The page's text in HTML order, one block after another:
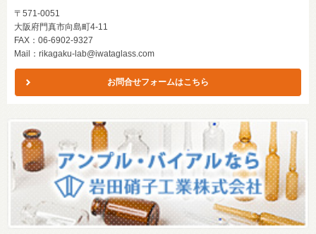
〒571-0051
大阪府門真市向島町4-11
FAX：06-6902-9327
Mail： rikagaku-lab@iwataglass.com
お問合せフォームはこちら